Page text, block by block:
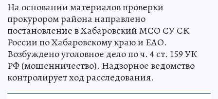
На основании материалов проверки
прокурором района направлено
постановление в Хабаровский МСО СУ СК
России по Хабаровскому краю и ЕАО.
Возбуждено уголовное дело по ч. 4 ст. 159 УК
РФ (мошенничество). Надзорное ведомство
контролирует ход расследования.